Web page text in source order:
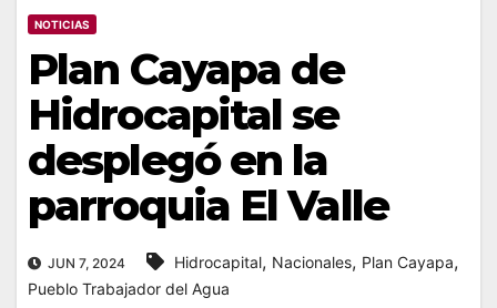
NOTICIAS
Plan Cayapa de
Hidrocapital se
desplegó en la
parroquia El Valle
JUN 7, 2024 Hidrocapital, Nacionales, Plan Cayapa,
Pueblo Trabajador del Agua